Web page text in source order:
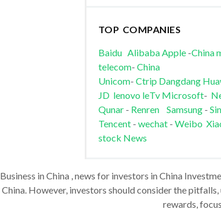
TOP COMPANIES
Baidu AlibabaApple-China
telecom- China
Unicom- Ctrip Dangdang
JD lenovo leTv Microsoft-
Qunar- Renren Samsung-
Tencent- wechat - Weibo
stock News
Business in China , news for investors in China
China. However, investors should consider the
rewards,